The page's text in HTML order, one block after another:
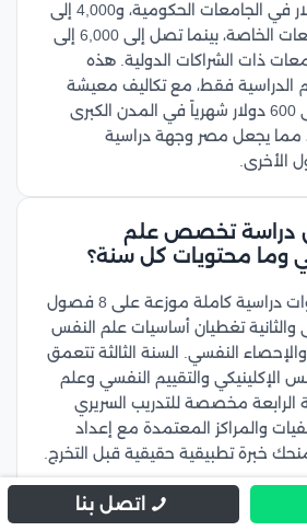
بين 3,000 و5,000 دولار في الجامعات الحكومية، و4,000 إلى
9,000 دولار في الجامعات الخاصة، بينما تصل إلى 6,000 إلى
الجامعات ذات الشراكات الدولية. هذه
الدراسية فقط، مع تكاليف معيشة
إضافية تُقدَّر بـ 300 إلى 600 دولار شهرياً في المدن الكبرى
مما يجعل مصر وجهة دراسية
الأخرى.
دراسة تخصص علم
وما محتويات كل سنة؟
مدة الدراسة أربع سنوات دراسية كاملة موزعة على 8 فصول
والثانية تغطيان أساسيات علم النفس
النفسي. السنة الثالثة تتعمق
والتقييم النفسي وعلم
الرابعة مخصصة للتدريب السريري
والمراكز المعتمدة مع إعداد
خبرة تطبيقية حقيقية قبل التخرج.
التخرج من
اتصل بنا